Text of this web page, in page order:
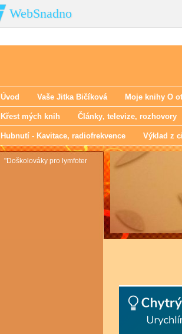
WebSnadno
Úvod Vaše Jitka Bičíková Moje knihy O
Křest mých knih Články‚ televize‚ rozhovory
Hubnutí - Kavitace‚ radiofrekvence Výklad z
"Doškolováky pro lymfoter